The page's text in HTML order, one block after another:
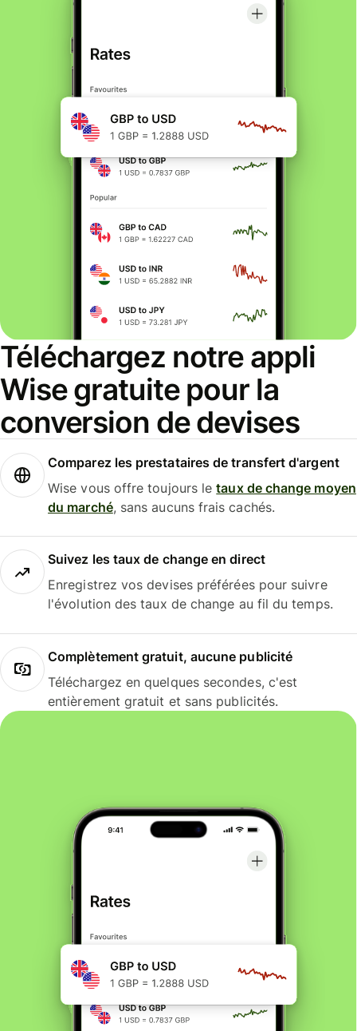
Téléchargez notre appli
Wise gratuite pour la
conversion de devises
Comparez les prestataires de transfert d'argent
Wise vous offre toujours letaux de change moyen
du marché, sans aucuns frais cachés.
Suivez les taux de change en direct
Enregistrez vos devises préférées pour suivre
l'évolution des taux de change au fil du temps.
Complètement gratuit, aucune publicité
Téléchargez en quelques secondes, c'est
entièrement gratuit et sans publicités.